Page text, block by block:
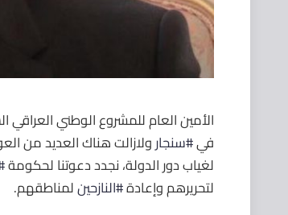
الأمين العام للمشروع الوطني العراقي
في ⁧‫#سنجار ولازالت هناك العديد من
لغياب دور الدولة، نجدد دعوتنا لحكومة
لتحريرهم وإعادة ⁧‫#النازحين‬⁩ لمناطقهم.